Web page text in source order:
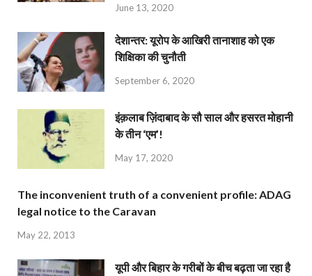
June 13, 2020
देशान्‍तर: यूरोप के आखिरी तानाशाह को एक
शिक्षिका की चुनौती
September 6, 2020
इंक़लाब ज़िंदाबाद के सौ साल और हसरत मोहानी
के तीन ‘एम’!
May 17, 2020
The inconvenient truth of a convenient profile: ADAG
legal notice to the Caravan
May 22, 2013
यूपी और बिहार के गरीबों के बीच बढ़ता जा रहा है